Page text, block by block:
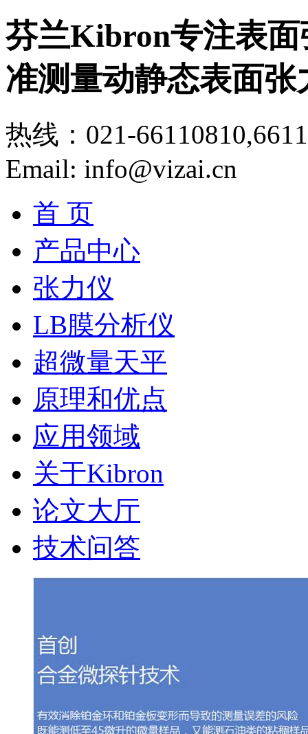
芬兰Kibron专注表
准测量动静态表面张
热线：021-
Email: info@vizai.cn
首 页
产品中心
张力仪
LB膜分析仪
超微量天平
原理和优点
应用领域
关于Kibron
论文大厅
技术问答